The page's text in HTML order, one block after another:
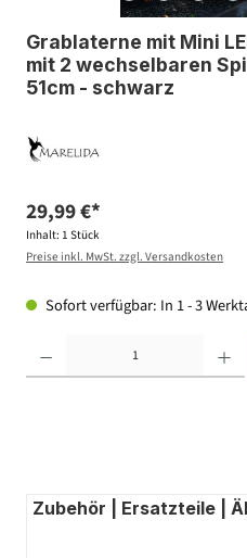
Grablaterne mit Mini
mit 2 wechselbaren
51cm - schwarz
29,99 €*
Inhalt: 1 Stück
Preise inkl. MwSt. zzgl. Versandkosten
Sofort verfügbar: In 1 - 3
Zubehör | Ersatzteile |